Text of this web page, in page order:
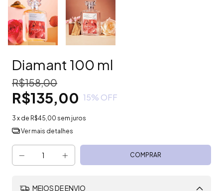
Diamant 100 ml
R$158,00
R$135,00 15% OFF
3 x de R$45,00 sem juros
Ver mais detalhes
MEIOS DE ENVIO